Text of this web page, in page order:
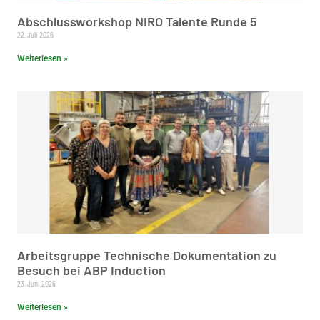
Abschlussworkshop NIRO Talente Runde 5
22. Juli 2026
Weiterlesen »
Arbeitsgruppe Technische Dokumentation zu
Besuch bei ABP Induction
23. Juni 2026
Weiterlesen »